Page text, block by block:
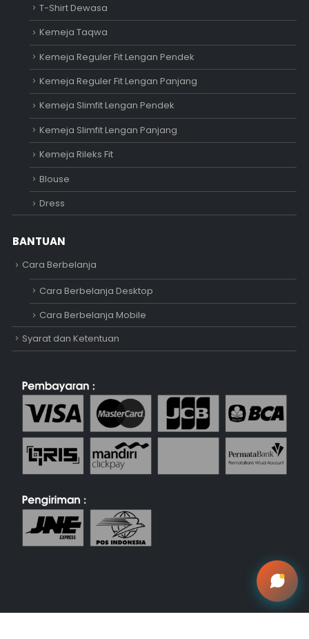
T-Shirt Dewasa
Kemeja Taqwa
Kemeja Reguler Fit Lengan Pendek
Kemeja Reguler Fit Lengan Panjang
Kemeja Slimfit Lengan Pendek
Kemeja Slimfit Lengan Panjang
Kemeja Rileks Fit
Blouse
Dress
BANTUAN
Cara Berbelanja
Cara Berbelanja Desktop
Cara Berbelanja Mobile
Syarat dan Ketentuan